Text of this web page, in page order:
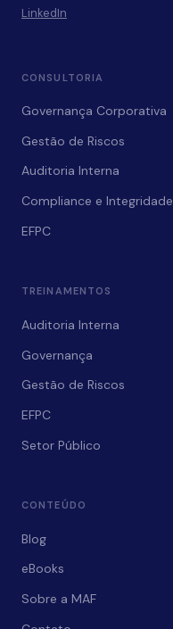
LinkedIn
CONSULTORIA
Governança Corporativa
Gestão de Riscos
Auditoria Interna
Compliance e Integridade
EFPC
TREINAMENTOS
Auditoria Interna
Governança
Gestão de Riscos
EFPC
Setor Público
CONTEÚDO
Blog
eBooks
Sobre a MAF